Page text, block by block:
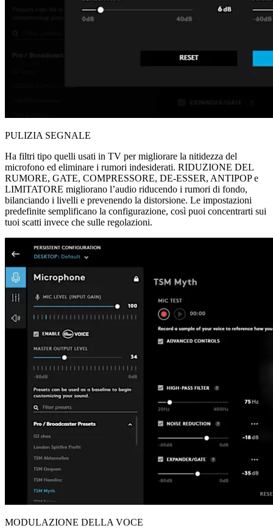
PULIZIA SEGNALE
Ha filtri tipo quelli usati in TV per migliorare la nitidezza del
microfono ed eliminare i rumori indesiderati. RIDUZIONE DEL
RUMORE, GATE, COMPRESSORE, DE-ESSER, ANTIPOP e
LIMITATORE migliorano l’audio riducendo i rumori di fondo,
bilanciando i livelli e prevenendo la distorsione. Le impostazioni
predefinite semplificano la configurazione, così puoi concentrarti sui
tuoi scatti invece che sulle regolazioni.
MODULAZIONE DELLA VOCE